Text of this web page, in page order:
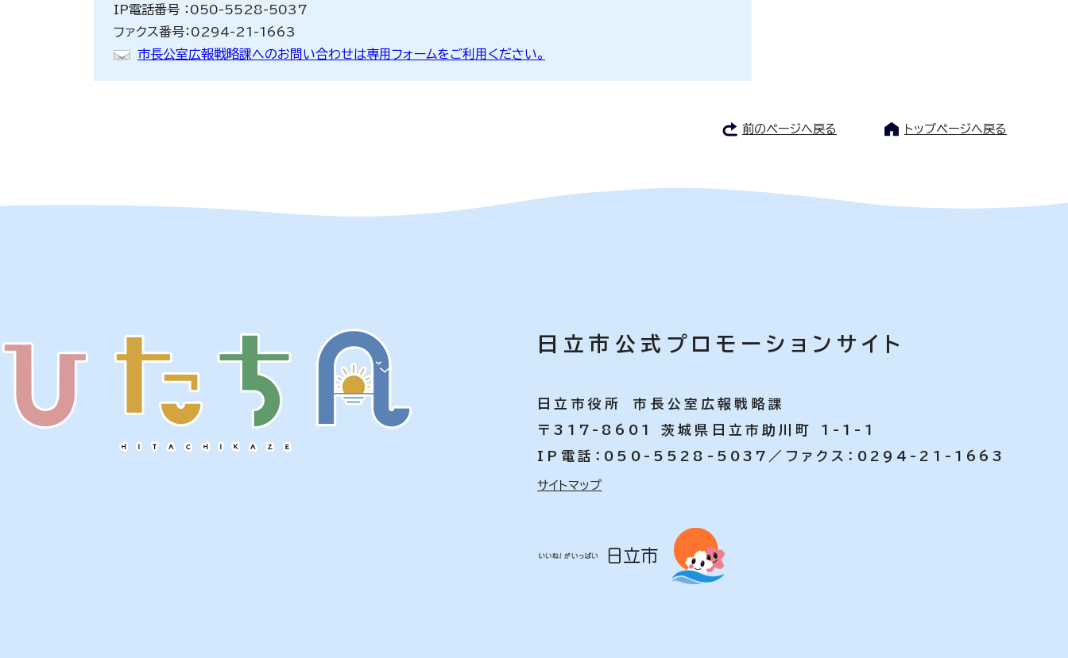
IP電話番号 ：050-5528-5037
ファクス番号：0294-21-1663
市長公室広報戦略課へのお問い合わせは専用フォームをご利用ください。
前のページへ戻る トップページへ戻る
日立市公式プロモーションサイト
日立市役所 市長公室広報戦略課
〒317-8601 茨城県日立市助川町 1-1-1
IP電話：050-5528-5037／ファクス：0294-21-1663
サイトマップ